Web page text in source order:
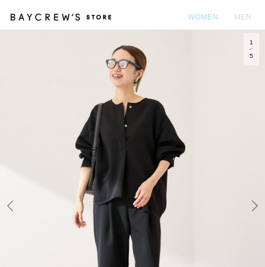
WOMEN MEN
1
5